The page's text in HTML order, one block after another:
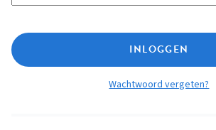
INLOGGEN
Wachtwoord vergeten?